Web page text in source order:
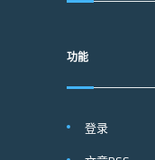
功能
登录